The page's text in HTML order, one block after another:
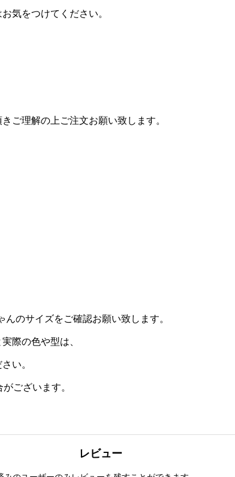
気をつけてください。
ご理解の上ご注文お願い致します。
のサイズをご確認お願い致します。
際の色や型は、
い。
ございます。
レビュー